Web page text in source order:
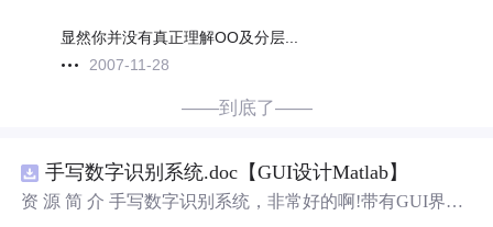
显然你并没有真正理解OO及分层...
2007-11-28
——到底了——
手写数字识别系统.doc【GUI设计Matlab】
资 源 简 介 手写数字识别系统，非常好的啊!带有GUI界